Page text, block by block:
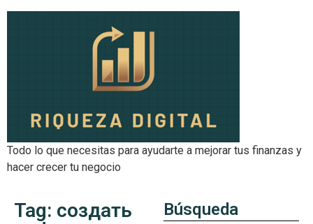
Todo lo que necesitas para ayudarte a mejorar tus finanzas y
hacer crecer tu negocio
Tag: создать
Búsqueda